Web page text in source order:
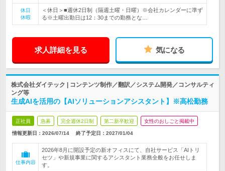
休日
休暇
＜休日＞■週休2日制（隔週土曜・日曜）※会社カレンダーに準ず
る※土曜出勤日は12：30までの勤務とな…
求人詳細を見る 気になる
株式会社ダイテック | コンテンツ制作／翻訳／システム開発／コンサルティ
ング等
生成AIを活用の【AIソリューションアシスタント】※高松勤務
正社員 急募 完全週休2日制 第二新卒歓迎 女性のおしごと掲載中
情報更新日：2026/07/14 終了予定日： 2027/01/04
仕事内容
2026年8月に開設予定の新オフィスにて、自社サービス「AIトリ
セツ」や新規事業に関するアシスタント業務全般をお任せしま
す。